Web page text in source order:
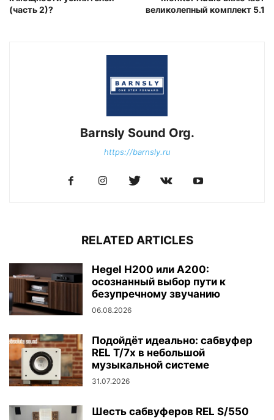
(часть 2)?
великолепный комплект 5.1
Barnsly Sound Org.
https://barnsly.ru
RELATED ARTICLES
Hegel H200 или A200:
осознанный выбор пути к
безупречному звучанию
06.08.2026
Подойдёт идеально: сабвуфер
REL T/7x в небольшой
музыкальной системе
31.07.2026
Шесть сабвуферов REL S/550